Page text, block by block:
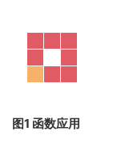
图1 函数应用